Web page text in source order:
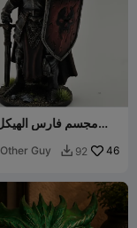
مجسم فارس
Guy  92 46